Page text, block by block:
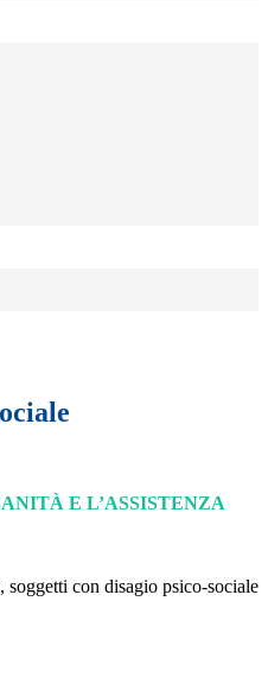
E L’ASSISTENZA
con disagio psico-sociale